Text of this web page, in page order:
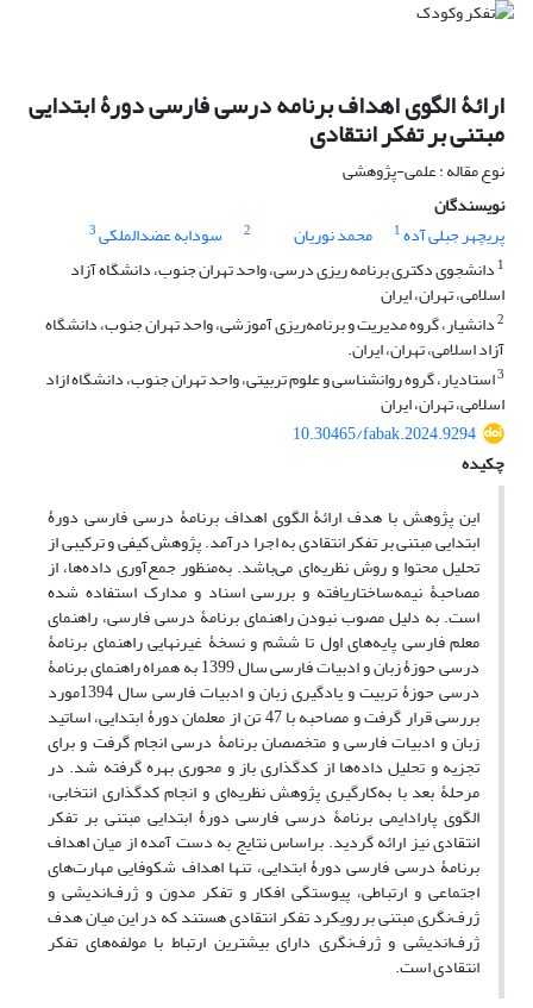
ارائۀ الگوی اهداف برنامه درسی فارسی دورۀ ابتدایی
مبتنی بر تفکر انتقادی
نوع مقاله : علمی-پژوهشی
نویسندگان
پریچهر جبلی آده1 محمد نوریان 2 سودابه عضدالملکی3
1 دانشجوی دکتری برنامه ریزی درسی، واحد تهران جنوب، دانشگاه آزاد
اسلامی، تهران، ایران
2دانشیار، گروه مدیریت و برنامه‌ریزی آموزشی، واحد تهران جنوب، دانشگاه
آزاد اسلامی، تهران، ایران.
3استادیار، گروه روانشناسی و علوم تربیتی، واحد تهران جنوب، دانشگاه ازاد
اسلامی، تهران، ایران
10.30465/fabak.2024.9294
چکیده
این پژوهش با هدف ارائۀ الگوی اهداف برنامۀ درسی فارسی دورۀ
ابتدایی مبتنی بر تفکر انتقادی به اجرا درآمد. پژوهش کیفی و ترکیبی از
تحلیل محتوا و روش نظریه‌ای می‌باشد. به‌منظور جمع‌آوری داده‌ها، از
مصاحبۀ نیمه‌ساختاریافته و بررسی اسناد و مدارک استفاده شده
است. به دلیل مصوب نبودن راهنمای برنامۀ درسی فارسی، راهنمای
معلم فارسی پایه‌های اول تا ششم و نسخۀ غیرنهایی راهنمای برنامۀ
درسی حوزۀ زبان و ادبیات فارسی سال 1399 به همراه راهنمای برنامۀ
درسی حوزۀ تربیت و یادگیری زبان و ادبیات فارسی سال 1394مورد
بررسی قرار گرفت و مصاحبه با 47 تن از معلمان دورۀ ابتدایی، اساتید
زبان و ادبیات فارسی و متخصصان برنامۀ درسی انجام گرفت و برای
تجزیه و تحلیل داده‌ها از کدگذاری باز و محوری بهره گرفته شد. در
مرحلۀ بعد با به‌کارگیری پژوهش نظریه‌ای و انجام کدگذاری انتخابی،
الگوی پارادایمی برنامۀ درسی فارسی دورۀ ابتدایی مبتنی بر تفکر
انتقادی نیز ارائه گردید. براساس نتایج به دست آمده از میان اهداف
برنامۀ درسی فارسی دورۀ ابتدایی، تنها اهداف شکوفایی مهارت‌های
اجتماعی و ارتباطی، پیوستگی افکار و تفکر مدون و ژرف‌اندیشی و
ژرف‌نگری مبتنی بر رویکرد تفکر انتقادی هستند که در این میان هدف
ژرف‌اندیشی و ژرف‌نگری دارای بیشترین ارتباط با مولفه‌های تفکر
انتقادی است.